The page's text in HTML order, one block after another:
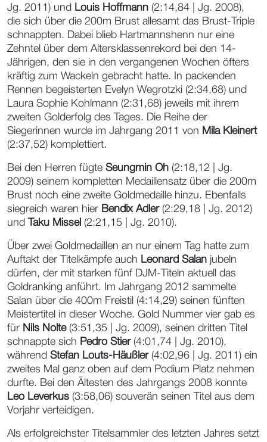
Jg. 2011) und Louis Hoffmann (2:14,84 | Jg. 2008),
die sich über die 200m Brust allesamt das Brust-Triple
schnappten. Dabei blieb Hartmannshenn nur eine
Zehntel über dem Altersklassenrekord bei den 14-
Jährigen, den sie in den vergangenen Wochen öfters
kräftig zum Wackeln gebracht hatte. In packenden
Rennen begeisterten Evelyn Wegrotzki (2:34,68) und
Laura Sophie Kohlmann (2:31,68) jeweils mit ihrem
zweiten Golderfolg des Tages. Die Reihe der
Siegerinnen wurde im Jahrgang 2011 von Mila Kleinert
(2:37,52) komplettiert.
Bei den Herren fügte Seungmin Oh (2:18,12 | Jg.
2009) seinem kompletten Medaillensatz über die 200m
Brust noch eine zweite Goldmedaille hinzu. Ebenfalls
siegreich waren hier Bendix Adler (2:29,18 | Jg. 2012)
und Taku Missel (2:21,15 | Jg. 2010).
Über zwei Goldmedaillen an nur einem Tag hatte zum
Auftakt der Titelkämpfe auch Leonard Salan jubeln
dürfen, der mit starken fünf DJM-Titeln aktuell das
Goldranking anführt. Im Jahrgang 2012 sammelte
Salan über die 400m Freistil (4:14,29) seinen fünften
Meistertitel in dieser Woche. Gold Nummer vier gab es
für Nils Nolte(3:51,35 | Jg. 2009), seinen dritten Titel
schnappte sich Pedro Stier (4:01,74 | Jg. 2010),
während Stefan Louts-Häußler(4:02,96 | Jg. 2011) ein
zweites Mal ganz oben auf dem Podium Platz nehmen
durfte. Bei den Ältesten des Jahrgangs 2008 konnte
Leo Leverkus (3:58,06) souverän seinen Titel aus dem
Vorjahr verteidigen.
Als erfolgreichster Titelsammler des letzten Jahres setzt